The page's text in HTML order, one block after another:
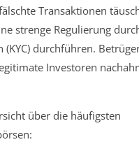
Transaktionen
strenge Regulierung
durchführen.
Investoren
über die häufigsten